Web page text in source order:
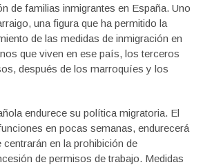
de familias inmigrantes en España. Uno
una figura que ha permitido la
de las medidas de inmigración en
que viven en ese país, los terceros
después de los marroquíes y los
endurece su política migratoria. El
en pocas semanas, endurecerá
en la prohibición de
de permisos de trabajo. Medidas